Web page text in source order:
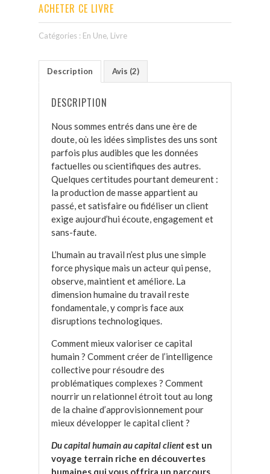
ACHETER CE LIVRE
Catégories : En Une, Livre
Description Avis (2)
DESCRIPTION
Nous sommes entrés dans une ère de
doute, où les idées simplistes des uns sont
parfois plus audibles que les données
factuelles ou scientifiques des autres.
Quelques certitudes pourtant demeurent :
la production de masse appartient au
passé, et satisfaire ou fidéliser un client
exige aujourd’hui écoute, engagement et
sans-faute.
L’humain au travail n’est plus une simple
force physique mais un acteur qui pense,
observe, maintient et améliore. La
dimension humaine du travail reste
fondamentale, y compris face aux
disruptions technologiques.
Comment mieux valoriser ce capital
humain ? Comment créer de l’intelligence
collective pour résoudre des
problématiques complexes ? Comment
nourrir un relationnel étroit tout au long
de la chaine d’approvisionnement pour
mieux développer le capital client ?
Du capital humain au capital clientest un
voyage terrain riche en découvertes
humaines qui vous offrira un parcours